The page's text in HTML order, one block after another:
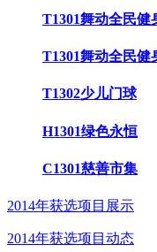
T1301舞动全民健
T1301舞动全民健
T1302少儿门球
H1301绿色永恒
C1301慈善市集
2014年获选项目展示
2014年获选项目动态